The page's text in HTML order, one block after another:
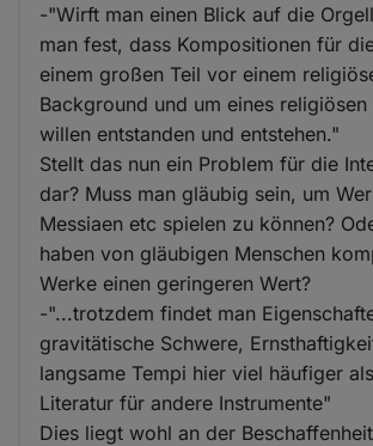
-"Wirft man einen Blick auf die
man fest, dass Kompositionen für
einem großen Teil vor einem
Background und um eines religiösen
willen entstanden und entstehen."
Stellt das nun ein Problem für die
dar? Muss man gläubig sein, um
Messiaen etc spielen zu können?
haben von gläubigen Menschen
Werke einen geringeren Wert?
-"...trotzdem findet man
gravitätische Schwere,
langsame Tempi hier viel häufiger
Literatur für andere Instrumente"
Dies liegt wohl an der